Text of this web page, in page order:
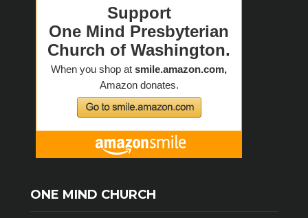
ONE MIND CHURCH